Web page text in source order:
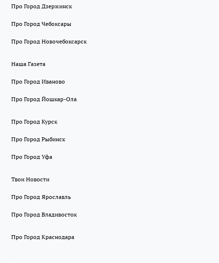
Про Город Дзержинск
Про Город Чебоксары
Про Город Новочебоксарск
Наша Газета
Про Город Иваново
Про Город Йошкар-Ола
Про Город Курск
Про Город Рыбинск
Про Город Уфа
Твои Новости
Про Город Ярославль
Про Город Владивосток
Про Город Краснодара